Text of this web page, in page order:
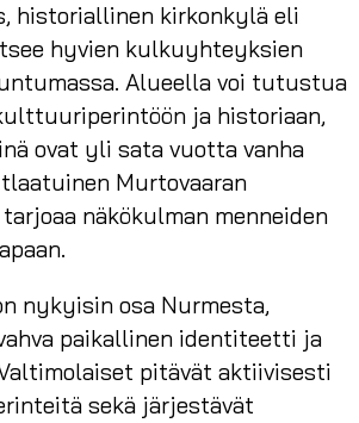
historiallinen kirkonkylä eli
hyvien kulkuyhteyksien
Alueella voi tutustua
ja historiaan,
ovat yli sata vuotta vanha
Murtovaaran
näkökulman menneiden
nykyisin osa Nurmesta,
paikallinen identiteetti ja
pitävät aktiivisesti
sekä järjestävät